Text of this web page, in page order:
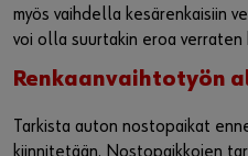
myös vaihdella kesärenkaisiin
voi olla suurtakin eroa verraten
Renkaanvaihtotyön
Tarkista auton nostopaikat
kiinnitetään. Nostopaikkojen